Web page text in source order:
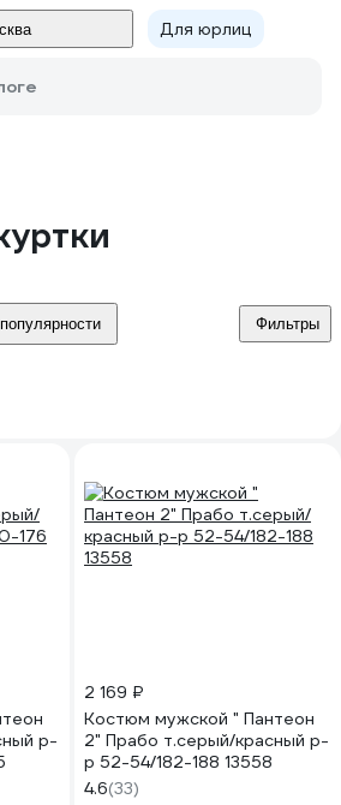
Для юрлиц
Фильтры
р-
2 169 ₽
Костюм мужской " Пантеон
2" Прабо т.серый/красный р-
р 52-54/182-188 13558
4.6(33)